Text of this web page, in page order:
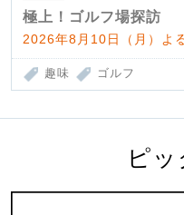
極上！ゴルフ場探訪
2026年8月10日（月）よ
趣味 ゴルフ
ピ